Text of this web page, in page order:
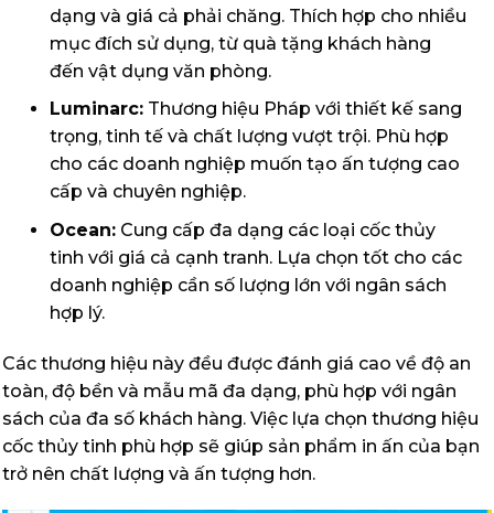
dạng và giá cả phải chăng. Thích hợp cho nhiều
mục đích sử dụng, từ quà tặng khách hàng
đến vật dụng văn phòng.
Luminarc:Thương hiệu Pháp với thiết kế sang
trọng, tinh tế và chất lượng vượt trội. Phù hợp
cho các doanh nghiệp muốn tạo ấn tượng cao
cấp và chuyên nghiệp.
Ocean:Cung cấp đa dạng các loại cốc thủy
tinh với giá cả cạnh tranh. Lựa chọn tốt cho các
doanh nghiệp cần số lượng lớn với ngân sách
hợp lý.
Các thương hiệu này đều được đánh giá cao về độ an
toàn, độ bền và mẫu mã đa dạng, phù hợp với ngân
sách của đa số khách hàng. Việc lựa chọn thương hiệu
cốc thủy tinh phù hợp sẽ giúp sản phẩm in ấn của bạn
trở nên chất lượng và ấn tượng hơn.